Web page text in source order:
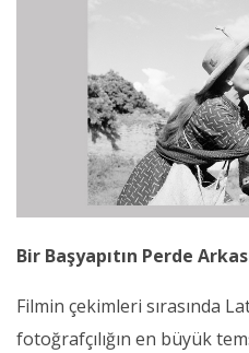
Bir Başyapıtın Perde
Filmin çekimleri sırasında
fotoğrafçılığın en büyük